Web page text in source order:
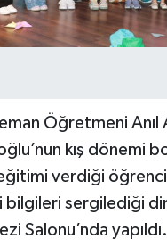
Öğretmeni Anıl
kış dönemi
verdiği
bilgileri sergilediği
Salonu’nda